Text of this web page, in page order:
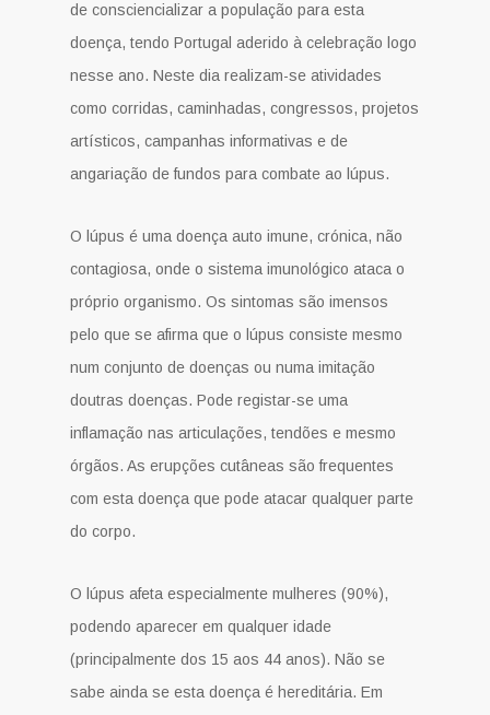
de consciencializar a população para esta
doença, tendo Portugal aderido à celebração logo
nesse ano. Neste dia realizam-se atividades
como corridas, caminhadas, congressos, projetos
artísticos, campanhas informativas e de
angariação de fundos para combate ao lúpus.
O lúpus é uma doença auto imune, crónica, não
contagiosa, onde o sistema imunológico ataca o
próprio organismo. Os sintomas são imensos
pelo que se afirma que o lúpus consiste mesmo
num conjunto de doenças ou numa imitação
doutras doenças. Pode registar-se uma
inflamação nas articulações, tendões e mesmo
órgãos. As erupções cutâneas são frequentes
com esta doença que pode atacar qualquer parte
do corpo.
O lúpus afeta especialmente mulheres (90%),
podendo aparecer em qualquer idade
(principalmente dos 15 aos 44 anos). Não se
sabe ainda se esta doença é hereditária. Em